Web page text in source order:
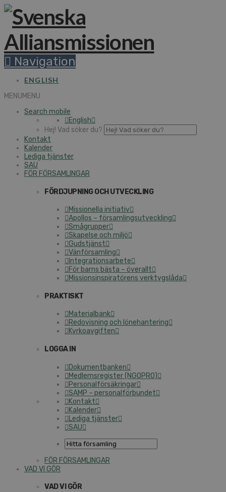
Navigation
ENGLISH
MENUMENU
Search mobile
English
Hej! Vad söker du?
Kontakt
Kalender
Lediga tjänster
SAU
FÖR FÖRSAMLINGAR
FÖRDJUPNING OCH UTVECKLING
Missionella initiativ
Apollos – församlingsutveckling
Smågrupper
Skapelse och miljö
Gudstjänst
Vänförsamling
Integrationsarbete
För barns bästa – överallt
Missionsinspiratörens verktygslåda
PRAKTISKT
Materialbank
Redovisning och lönehantering
Kyrkoavgiften
LOGGA IN
Dokumentbanken
Medlemsregister (NGOPRO)
Personalförsäkringar
SAMP – personalförbundet
Kontakt
Kalender
Lediga tjänster
SAU
FÖR FÖRSAMLINGAR
VAD VI GÖR
VAD VI GÖR